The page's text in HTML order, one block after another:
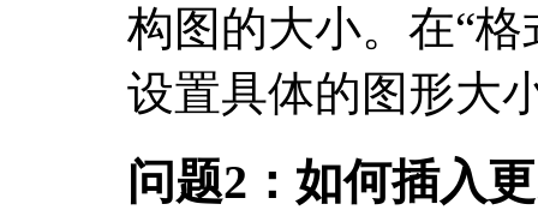
构图的大小。在“
设置具体的图形大
问题2：如何插入